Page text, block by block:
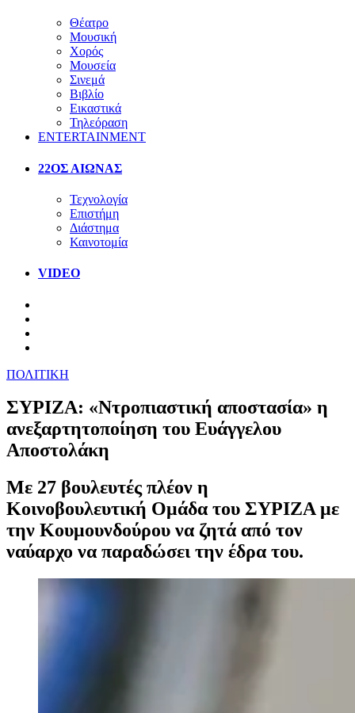
Θέατρο
Μουσική
Χορός
Μουσεία
Σινεμά
Βιβλίο
Εικαστικά
Τηλεόραση
ENTERTAINMENT
22ΟΣ ΑΙΩΝΑΣ
Τεχνολογία
Επιστήμη
Διάστημα
Καινοτομία
VIDEO
ΠΟΛΙΤΙΚΗ
ΣΥΡΙΖΑ: «Ντροπιαστική αποστασία» η
ανεξαρτητοποίηση του Ευάγγελου
Αποστολάκη
Με 27 βουλευτές πλέον η
Κοινοβουλευτική Ομάδα του ΣΥΡΙΖΑ με
την Κουμουνδούρου να ζητά από τον
ναύαρχο να παραδώσει την έδρα του.